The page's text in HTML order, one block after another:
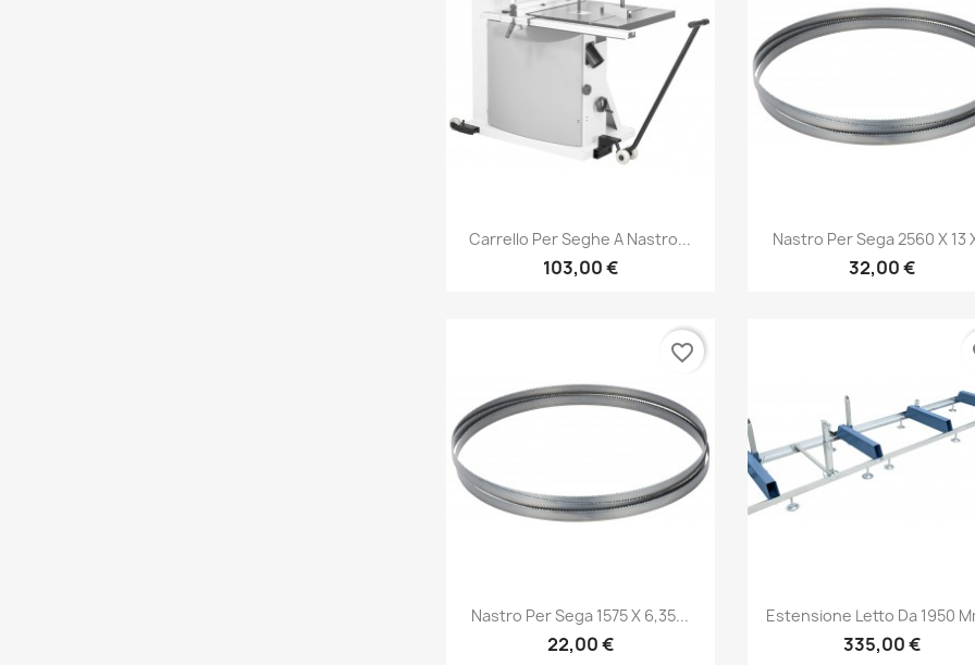
Anteprima
Carrello Per Seghe A Nastro...
103,00 €
Anteprima
Nastro Per Sega 2560 X 13
32,00 €
Anteprima
Nastro Per Sega 1575 X 6,35...
22,00 €
favorite_border
Anteprima
Estensione Letto Da 1950
335,00 €